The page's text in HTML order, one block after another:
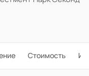
Стоимость